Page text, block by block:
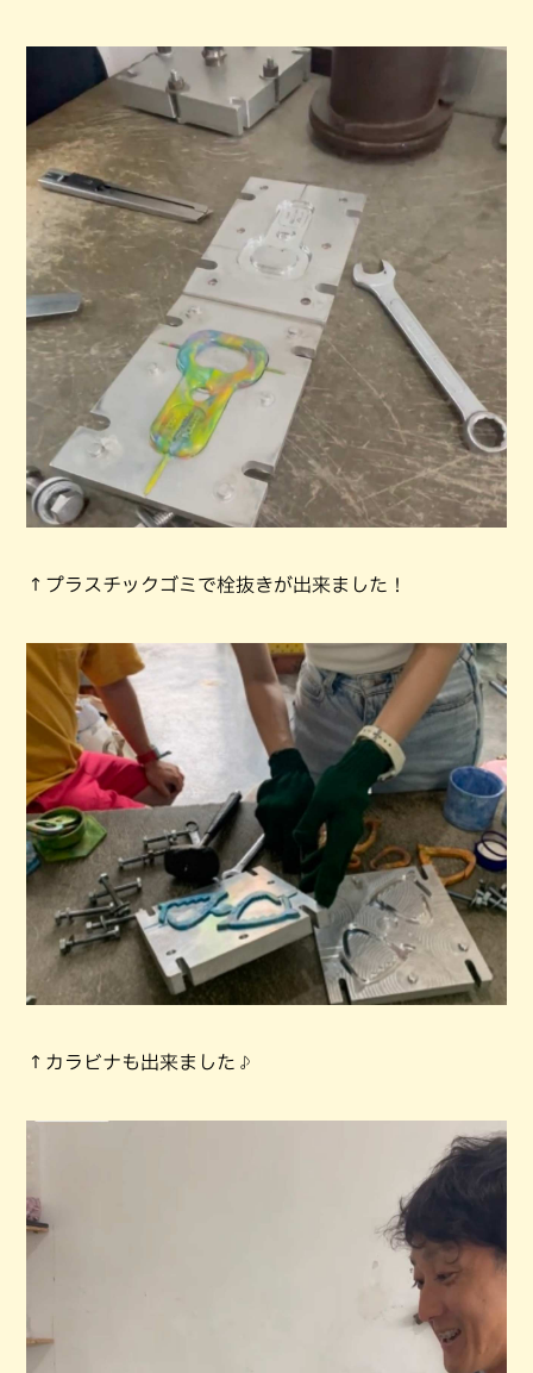
↑プラスチックゴミで栓抜きが出来ました！
↑カラビナも出来ました♪